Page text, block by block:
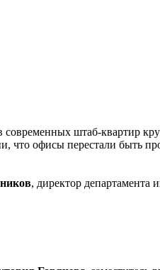
современных штаб-квартир
офисы перестали быть
, директор департамента